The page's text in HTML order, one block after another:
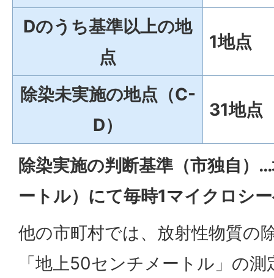
Dのうち基準以上の地
点
1地点
除染未実施の地点（C-
D）
31地点
除染実施の判断基準（市独自）
ートル）にて毎時1マイクロシ
他の市町村では、放射性物質の
「地上50センチメートル」の